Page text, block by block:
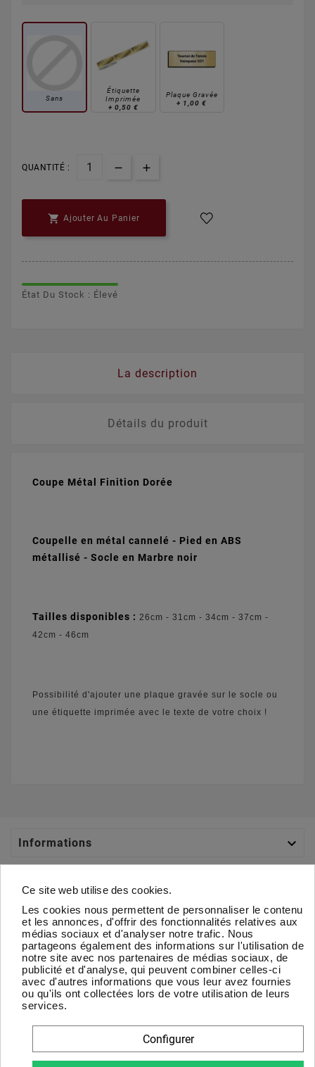
Sans
Étiquette
Imprimée
+ 0,50 €
Plaque Gravée
+ 1,00 €
QUANTITÉ :
 Ajouter Au Panier
État Du Stock : Élevé
La description
Détails du produit
Coupe Métal Finition Dorée
Coupelle en métal cannelé - Pied en ABS
métallisé - Socle en Marbre noir
Tailles disponibles : 26cm - 31cm - 34cm - 37cm -
42cm - 46cm
Possibilité d'ajouter une plaque gravée sur le socle ou
une étiquette imprimée avec le texte de votre choix !
Informations 
Votre Compte 
À Propos 
Newsletter
D'accord
Vous pouvez vous désinscrire à tout moment. Vous trouverez
Ce site web utilise des cookies.
Les cookies nous permettent de personnaliser le contenu
et les annonces, d'offrir des fonctionnalités relatives aux
médias sociaux et d'analyser notre trafic. Nous
partageons également des informations sur l'utilisation de
notre site avec nos partenaires de médias sociaux, de
publicité et d'analyse, qui peuvent combiner celles-ci
avec d'autres informations que vous leur avez fournies
ou qu'ils ont collectées lors de votre utilisation de leurs
services.
Configurer